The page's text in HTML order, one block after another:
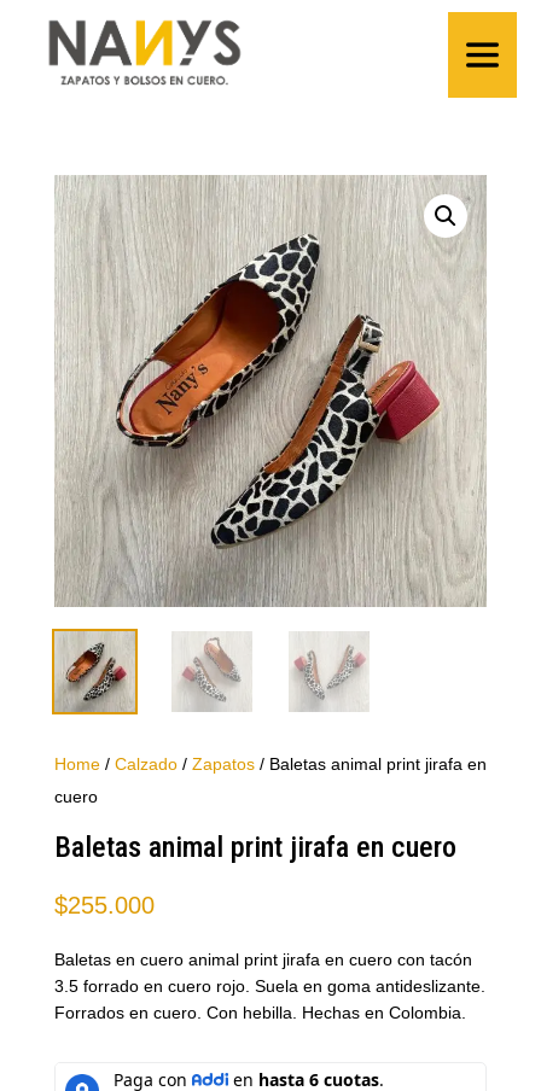
Home/ Calzado/ Zapatos/ Baletas animal print jirafa en
cuero
Baletas animal print jirafa en cuero
$255.000
Baletas en cuero animal print jirafa en cuero con tacón
3.5 forrado en cuero rojo. Suela en goma antideslizante.
Forrados en cuero. Con hebilla. Hechas en Colombia.